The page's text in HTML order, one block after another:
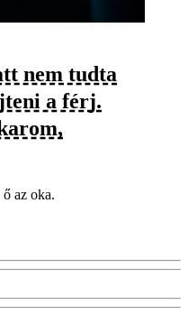
nem tudta
a férj.
az oka.